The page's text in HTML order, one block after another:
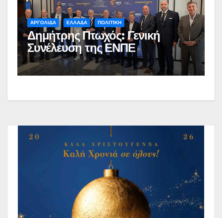
ΑΡΓΟΛΙΔΑ ΕΛΛΑΔΑ ΠΟΛΙΤΙΚΗ
Δημήτρης Πτωχός: Γενική
Συνέλευση της ΕΝΠΕ